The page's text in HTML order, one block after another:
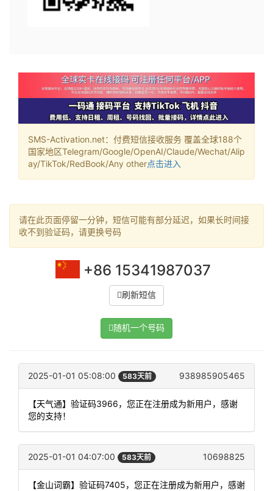
SMS-Activation.net：付费短信接收服务 覆盖全球188个
国家地区Telegram/Google/OpenAI/Claude/Wechat/Alip
ay/TikTok/RedBook/Any other点击进入
请在此页面停留一分钟，短信可能有部分延迟，如果长时间接
收不到验证码，请更换号码
+86 15341987037
刷新短信
随机一个号码
2025-01-01 05:08:00 583天前 938985905465
【天气通】验证码3966，您正在注册成为新用户，感谢
您的支持！
2025-01-01 04:07:00 583天前 10698825
【金山词霸】验证码7405，您正在注册成为新用户，感谢